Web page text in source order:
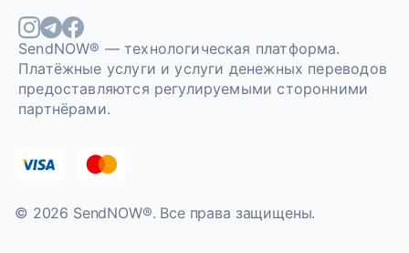
SendNOW® — технологическая платформа.
Платёжные услуги и услуги денежных переводов
предоставляются регулируемыми сторонними
партнёрами.
© 2026 SendNOW®. Bce права защищены.